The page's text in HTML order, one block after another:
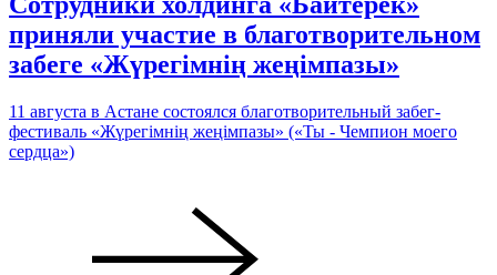
приняли участие в благотворительном
забеге «Жүрегімнің жеңімпазы»
11 августа в Астане состоялся благотворительный забег-
фестиваль «Жүрегімнің жеңімпазы» («Ты - Чемпион моего
сердца»)